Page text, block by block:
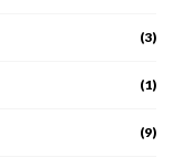
(3)
(1)
(9)